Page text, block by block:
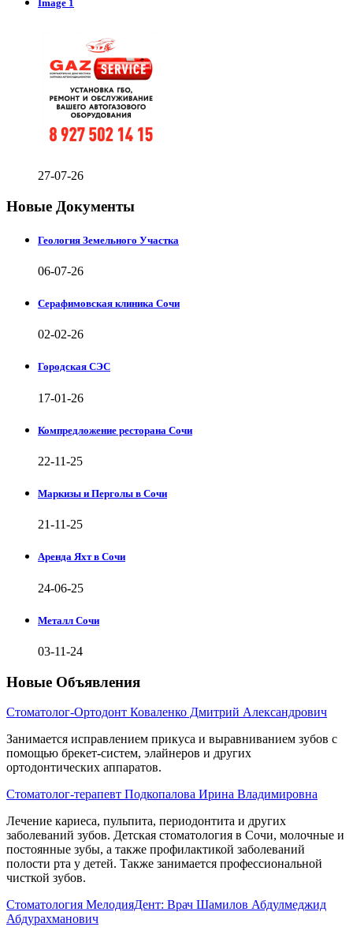
Image 1
27-07-26
Новые Документы
Геология Земельного Участка
06-07-26
Серафимовская клиника Сочи
02-02-26
Городская СЭС
17-01-26
Компредложение ресторана Сочи
22-11-25
Маркизы и Перголы в Сочи
21-11-25
Аренда Яхт в Сочи
24-06-25
Металл Сочи
03-11-24
Новые Объявления
Стоматолог-Ортодонт Коваленко Дмитрий Александрович
Занимается исправлением прикуса и выравниванием зубов с
помощью брекет-систем, элайнеров и других
ортодонтических аппаратов.
Стоматолог-терапевт Подкопалова Ирина Владимировна
Лечение кариеса, пульпита, периодонтита и других
заболеваний зубов. Детская стоматология в Сочи, молочные и
постоянные зубы, а также профилактикой заболеваний
полости рта у детей. Также занимается профессиональной
чисткой зубов.
Стоматология МелодияДент: Врач Шамилов Абдулмеджид
Абдурахманович